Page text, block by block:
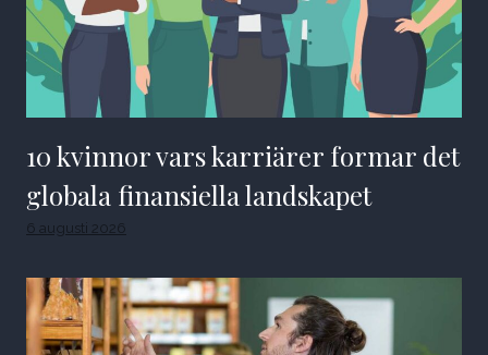
10 kvinnor vars karriärer formar det
globala finansiella landskapet
6 augusti 2026